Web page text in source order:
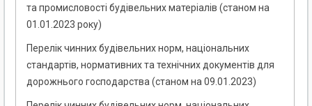
та промисловості будівельних матеріалів (станом на
01.01.2023 року)
Перелік чинних будівельних норм, національних
стандартів, нормативних та технічних документів для
дорожнього господарства (станом на 09.01.2023)